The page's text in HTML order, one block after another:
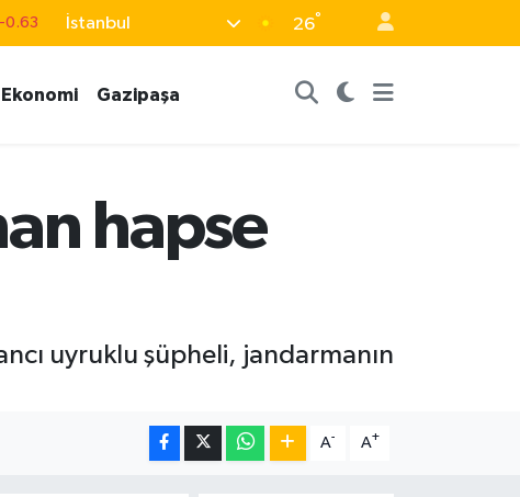
0.63
0.02
%70
İstanbul 26°
Ekonomi Gazipaşa
hapse
uyruklu şüpheli, jandarmanın
A- A+